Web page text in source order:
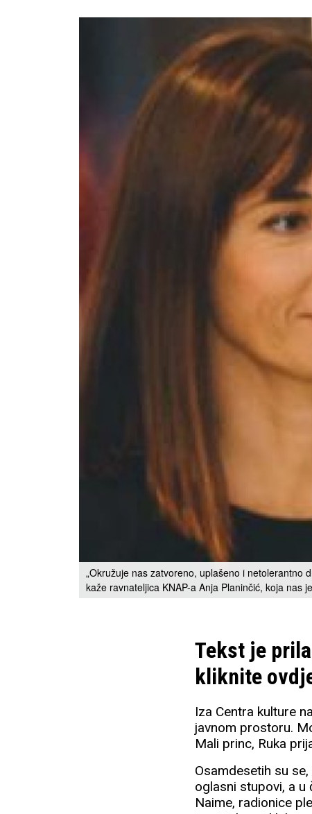
„Okružuje nas zatvoreno, uplašeno i netolerantno
kaže ravnateljica KNAP-a Anja Planinčić, koja nas
Tekst je
kliknite
Iza Centra kulture
javnom prostoru.
Mali princ, Ruka
Osamdesetih su
oglasni stupovi, a u
Naime, radionice